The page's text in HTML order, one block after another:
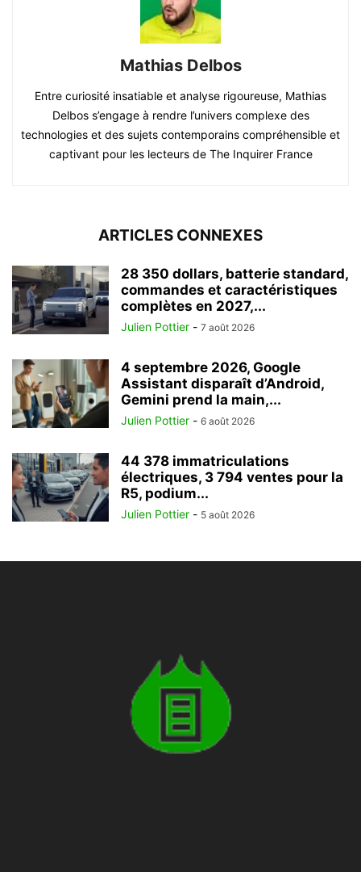
Mathias Delbos
Entre curiosité insatiable et analyse rigoureuse, Mathias
Delbos s’engage à rendre l’univers complexe des
technologies et des sujets contemporains compréhensible et
captivant pour les lecteurs de The Inquirer France
ARTICLES CONNEXES
28 350 dollars, batterie standard,
commandes et caractéristiques
complètes en 2027,...
Julien Pottier - 7 août 2026
4 septembre 2026, Google
Assistant disparaît d’Android,
Gemini prend la main,...
Julien Pottier - 6 août 2026
44 378 immatriculations
électriques, 3 794 ventes pour la
R5, podium...
Julien Pottier - 5 août 2026